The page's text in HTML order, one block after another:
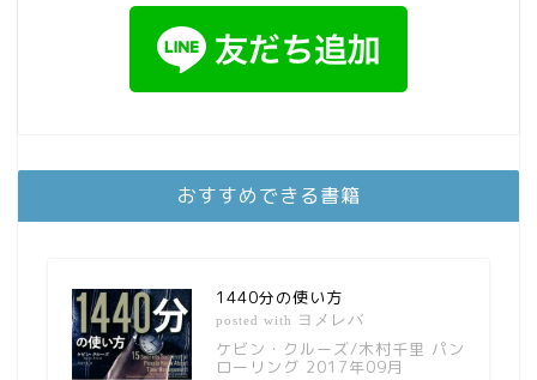
おすすめできる書籍
1440分の使い方
posted with ヨメレバ
ケビン・クルーズ/木村千里 パン
ローリング 2017年09月